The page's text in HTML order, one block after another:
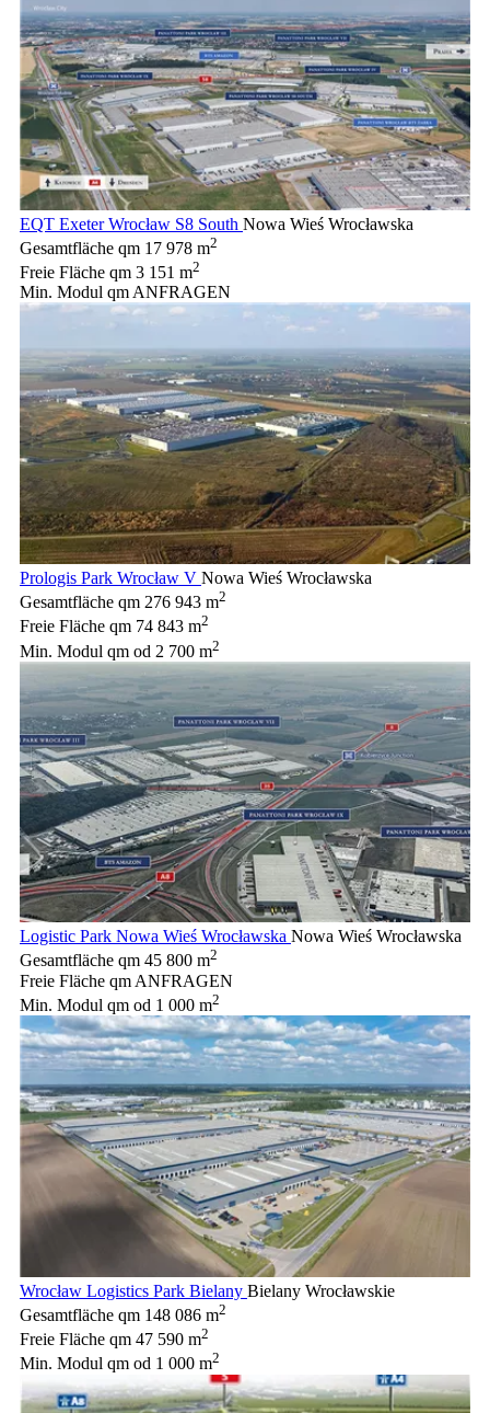
EQT Exeter Wrocław S8 South Nowa Wieś Wrocławska
Gesamtfläche qm 17 978 m2
Freie Fläche qm 3 151 m2
Min. Modul qm ANFRAGEN
Prologis Park Wrocław V Nowa Wieś Wrocławska
Gesamtfläche qm 276 943 m2
Freie Fläche qm 74 843 m2
Min. Modul qm od 2 700 m2
Logistic Park Nowa Wieś Wrocławska Nowa Wieś Wrocławska
Gesamtfläche qm 45 800 m2
Freie Fläche qm ANFRAGEN
Min. Modul qm od 1 000 m2
Wrocław Logistics Park Bielany Bielany Wrocławskie
Gesamtfläche qm 148 086 m2
Freie Fläche qm 47 590 m2
Min. Modul qm od 1 000 m2